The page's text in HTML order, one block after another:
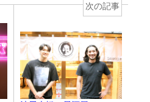
次の記事